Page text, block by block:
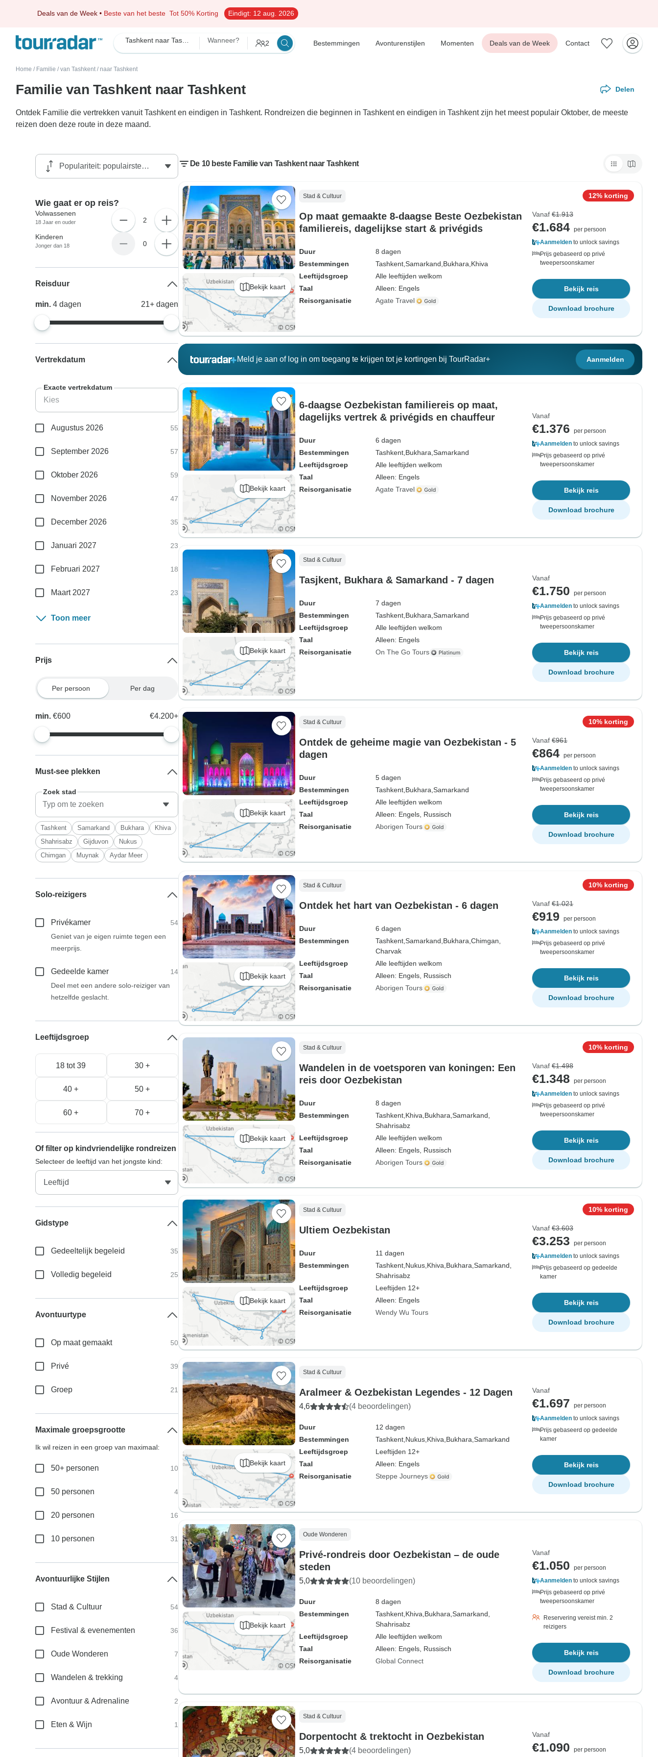
Deals van de Week • Beste van het beste Tot 50% Korting Eindigt: 12 aug. 2026
Tashkent naar Tashkent Familie Wanneer? 2 Bestemmingen Avonturenstijlen Momenten Deals van de Week Contact
Home / Familie / van Tashkent / naar Tashkent
Familie van Tashkent naar Tashkent Delen
Ontdek Familie die vertrekken vanuit Tashkent en eindigen in Tashkent. Rondreizen die beginnen in Tashkent en eindigen in Tashkent zijn het meest populair Oktober, de meeste
reizen doen deze route in deze maand.
De 10 beste Familie van Tashkent naar Tashkent
Bekijk kaart
Stad & Cultuur
Op maat gemaakte 8-daagse Beste Oezbekistan
familiereis, dagelijkse start & privégids
Duur
8 dagen
Bestemmingen
Tashkent, Samarkand, Bukhara, Khiva
Leeftijdsgroep
Alle leeftijden welkom
Taal
Alleen: Engels
Reisorganisatie
Agate Travel
12% korting
Vanaf €1.913
€1.684 per persoon
Aanmelden to unlock savings
Prijs gebaseerd op privé
tweepersoonskamer
Bekijk reis
Download brochure
Meld je aan of log in om toegang te krijgen tot je kortingen bij TourRadar+ Aanmelden
Bekijk kaart
6-daagse Oezbekistan familiereis op maat,
dagelijks vertrek & privégids en chauffeur
Duur
6 dagen
Bestemmingen
Tashkent, Bukhara, Samarkand
Leeftijdsgroep
Alle leeftijden welkom
Taal
Alleen: Engels
Reisorganisatie
Agate Travel
Vanaf
€1.376
per persoon
Aanmelden to unlock savings
Prijs gebaseerd op privé
tweepersoonskamer
Bekijk reis
Download brochure
Bekijk kaart
Stad & Cultuur
Tasjkent, Bukhara & Samarkand - 7 dagen
Duur
7 dagen
Bestemmingen
Tashkent, Bukhara, Samarkand
Leeftijdsgroep
Alle leeftijden welkom
Taal
Alleen: Engels
Reisorganisatie
On The Go Tours
Vanaf
€1.750
per persoon
Aanmelden to unlock savings
Prijs gebaseerd op privé
tweepersoonskamer
Bekijk reis
Download brochure
Bekijk kaart
Stad & Cultuur
Ontdek de geheime magie van Oezbekistan - 5
dagen
Duur
5 dagen
Bestemmingen
Tashkent, Bukhara, Samarkand
Leeftijdsgroep
Alle leeftijden welkom
Taal
Alleen: Engels, Russisch
Reisorganisatie
Aborigen Tours
10% korting
Vanaf €961
€864 per persoon
Aanmelden to unlock savings
Prijs gebaseerd op privé
tweepersoonskamer
Bekijk reis
Download brochure
Bekijk kaart
Stad & Cultuur
Ontdek het hart van Oezbekistan - 6 dagen
Duur
6 dagen
Bestemmingen
Tashkent, Samarkand, Bukhara, Chimgan,
Charvak
Leeftijdsgroep
Alle leeftijden welkom
Taal
Alleen: Engels, Russisch
Reisorganisatie
Aborigen Tours
10% korting
Vanaf €1.021
€919
per persoon
Aanmelden to unlock savings
Prijs gebaseerd op privé
tweepersoonskamer
Bekijk reis
Download brochure
Bekijk kaart
Stad & Cultuur
Wandelen in de voetsporen van koningen: Een
reis door Oezbekistan
Duur
8 dagen
Bestemmingen
Tashkent, Khiva, Bukhara, Samarkand,
Shahrisabz
Leeftijdsgroep
Alle leeftijden welkom
Taal
Alleen: Engels, Russisch
Reisorganisatie
Aborigen Tours
10% korting
Vanaf €1.498
€1.348
per persoon
Aanmelden to unlock savings
Prijs gebaseerd op privé
tweepersoonskamer
Bekijk reis
Download brochure
Bekijk kaart
Stad & Cultuur
Ultiem Oezbekistan
Duur
11 dagen
Bestemmingen
Tashkent, Nukus, Khiva, Bukhara, Samarkand,
Shahrisabz
Leeftijdsgroep
Leeftijden 12+
Taal
Alleen: Engels
Reisorganisatie
Wendy Wu Tours
10% korting
Vanaf €3.603
€3.253
per persoon
Aanmelden to unlock savings
Prijs gebaseerd op gedeelde
kamer
Bekijk reis
Download brochure
Bekijk kaart
Stad & Cultuur
Aralmeer & Oezbekistan Legendes - 12 Dagen
4,6 (4 beoordelingen)
Duur
12 dagen
Bestemmingen
Tashkent, Nukus, Khiva, Bukhara, Samarkand
Leeftijdsgroep
Leeftijden 12+
Taal
Alleen: Engels
Reisorganisatie
Steppe Journeys
Vanaf
€1.697
per persoon
Aanmelden to unlock savings
Prijs gebaseerd op gedeelde
kamer
Bekijk reis
Download brochure
Bekijk kaart
Oude Wonderen
Privé-rondreis door Oezbekistan – de oude
steden
5,0 (10 beoordelingen)
Duur
8 dagen
Bestemmingen
Tashkent, Khiva, Bukhara, Samarkand,
Shahrisabz
Leeftijdsgroep
Alle leeftijden welkom
Taal
Alleen: Engels, Russisch
Reisorganisatie
Global Connect
Vanaf
€1.050
per persoon
Aanmelden to unlock savings
Prijs gebaseerd op privé
tweepersoonskamer
Reservering vereist min. 2
reizigers
Bekijk reis
Download brochure
Stad & Cultuur
Dorpentocht & trektocht in Oezbekistan
5,0 (4 beoordelingen)
Vanaf
€1.090 per persoon
Wie gaat er op reis?
Volwassenen
18 Jaar en ouder 2
Kinderen
Jonger dan 18 0
Reisduur
min.4dagen 21+ dagen
Vertrekdatum
Exacte vertrekdatum
Augustus 2026 55
September 2026 57
Oktober 2026 59
November 2026 47
December 2026 35
Januari 2027 23
Februari 2027 18
Maart 2027 23
Toon meer
Prijs
Per persoon Per dag
min.€600 €4.200+
Must-see plekken
Zoek stad
Tashkent Samarkand Bukhara
Khiva
Shahrisabz
Gijduvon
Nukus
Chimgan
Muynak Aydar Meer
Solo-reizigers
Privékamer
54
Geniet van je eigen ruimte tegen een
meerprijs.
Gedeelde kamer
14
Deel met een andere solo-reiziger van
hetzelfde geslacht.
Leeftijdsgroep
18 tot 39 30 +
40 + 50 +
60 + 70 +
Of filter op kindvriendelijke rondreizen
Selecteer de leeftijd van het jongste kind:
Gidstype
Gedeeltelijk begeleid 35
Volledig begeleid 25
Avontuurtype
Op maat gemaakt 50
Privé 39
Groep 21
Maximale groepsgrootte
Ik wil reizen in een groep van maximaal:
50+ personen 10
50 personen 4
20 personen 16
10 personen 31
Avontuurlijke Stijlen
Stad & Cultuur 54
Festival & evenementen 36
Oude Wonderen 7
Wandelen & trekking 4
Avontuur & Adrenaline 2
Eten & Wijn 1